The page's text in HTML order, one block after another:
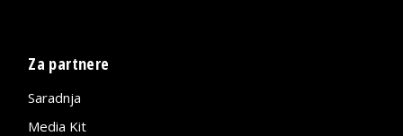
Za partnere
Saradnja
Media Kit